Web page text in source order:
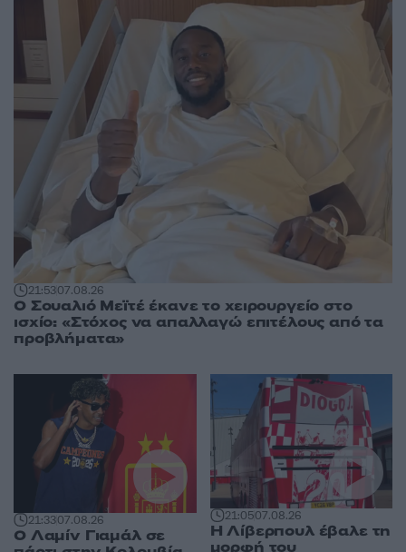
21:5307.08.26
Ο Σουαλιό Μεϊτέ έκανε το χειρουργείο στο
ισχίο: «Στόχος να απαλλαγώ επιτέλους από τα
προβλήματα»
21:3307.08.26
Ο Λαμίν Γιαμάλ σε
21:0507.08.26
Η Λίβερπουλ έβαλε τη
μορφή του